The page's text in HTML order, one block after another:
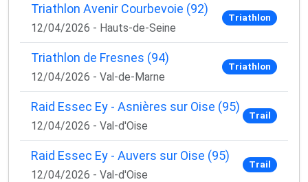
Triathlon Avenir Courbevoie (92)
12/04/2026 - Hauts-de-Seine
Triathlon
Triathlon de Fresnes (94)
12/04/2026 - Val-de-Marne
Triathlon
Raid Essec Ey - Asnières sur Oise (95)
12/04/2026 - Val-d'Oise
Trail
Raid Essec Ey - Auvers sur Oise (95)
12/04/2026 - Val-d'Oise
Trail